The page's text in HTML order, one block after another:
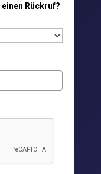
Rückruf?